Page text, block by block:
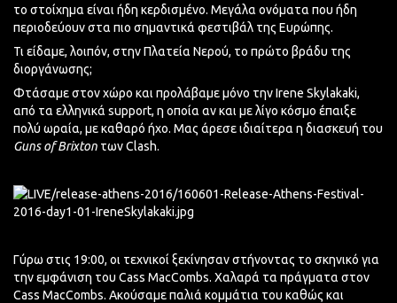
το στοίχημα είναι ήδη κερδισμένο. Μεγάλα ονόματα που ήδη
περιοδεύουν στα πιο σημαντικά φεστιβάλ της Ευρώπης.
Τι είδαμε, λοιπόν, στην Πλατεία Νερού, το πρώτο βράδυ της
διοργάνωσης;
Φτάσαμε στον χώρο και προλάβαμε μόνο την Irene Skylakaki,
από τα ελληνικά support, η οποία αν και με λίγο κόσμο έπαιξε
πολύ ωραία, με καθαρό ήχο. Μας άρεσε ιδιαίτερα η διασκευή του
Guns of Brixton των Clash.
Γύρω στις 19:00, οι τεχνικοί ξεκίνησαν στήνοντας το σκηνικό για
την εμφάνιση του Cass MacCombs. Χαλαρά τα πράγματα στον
Cass MacCombs. Ακούσαμε παλιά κομμάτια του καθώς και